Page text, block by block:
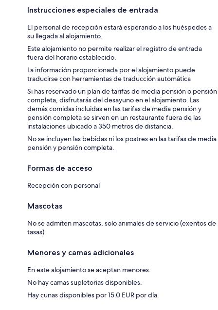
Instrucciones especiales de entrada
El personal de recepción estará esperando a los huéspedes a
su llegada al alojamiento.
Este alojamiento no permite realizar el registro de entrada
fuera del horario establecido.
La información proporcionada por el alojamiento puede
traducirse con herramientas de traducción automática
Si has reservado un plan de tarifas de media pensión o pensión
completa, disfrutarás del desayuno en el alojamiento. Las
demás comidas incluidas en las tarifas de media pensión y
pensión completa se sirven en un restaurante fuera de las
instalaciones ubicado a 350 metros de distancia.
No se incluyen las bebidas ni los postres en las tarifas de media
pensión y pensión completa.
Formas de acceso
Recepción con personal
Mascotas
No se admiten mascotas, solo animales de servicio (exentos de
tasas).
Menores y camas adicionales
En este alojamiento se aceptan menores.
No hay camas supletorias disponibles.
Hay cunas disponibles por 15.0 EUR por día.